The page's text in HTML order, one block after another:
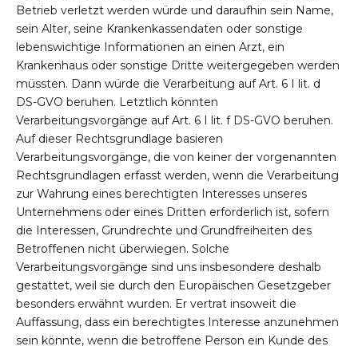
Betrieb verletzt werden würde und daraufhin sein Name,
sein Alter, seine Krankenkassendaten oder sonstige
lebenswichtige Informationen an einen Arzt, ein
Krankenhaus oder sonstige Dritte weitergegeben werden
müssten. Dann würde die Verarbeitung auf Art. 6 I lit. d
DS-GVO beruhen. Letztlich könnten
Verarbeitungsvorgänge auf Art. 6 I lit. f DS-GVO beruhen.
Auf dieser Rechtsgrundlage basieren
Verarbeitungsvorgänge, die von keiner der vorgenannten
Rechtsgrundlagen erfasst werden, wenn die Verarbeitung
zur Wahrung eines berechtigten Interesses unseres
Unternehmens oder eines Dritten erforderlich ist, sofern
die Interessen, Grundrechte und Grundfreiheiten des
Betroffenen nicht überwiegen. Solche
Verarbeitungsvorgänge sind uns insbesondere deshalb
gestattet, weil sie durch den Europäischen Gesetzgeber
besonders erwähnt wurden. Er vertrat insoweit die
Auffassung, dass ein berechtigtes Interesse anzunehmen
sein könnte, wenn die betroffene Person ein Kunde des